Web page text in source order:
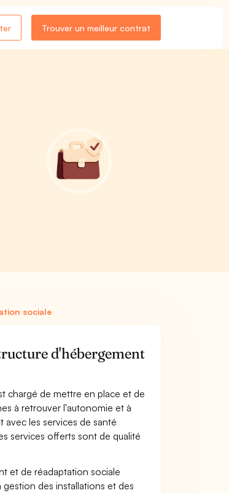
Trouver un meilleur contrat
sociale
d'hébergement
chargé de mettre en place et de
à retrouver l'autonomie et à
avec les services de santé
services offerts sont de qualité
et de réadaptation sociale
des installations et des